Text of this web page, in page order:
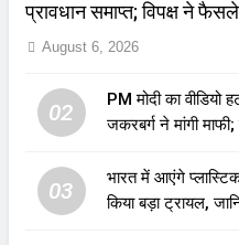
प्रावधान समाप्त; विपक्ष ने
August 6, 2026
02
PM मोदी का वीडियो
जकरबर्ग ने मांगी
03
भारत में आएंगे
किया बड़ा ट्रायल,